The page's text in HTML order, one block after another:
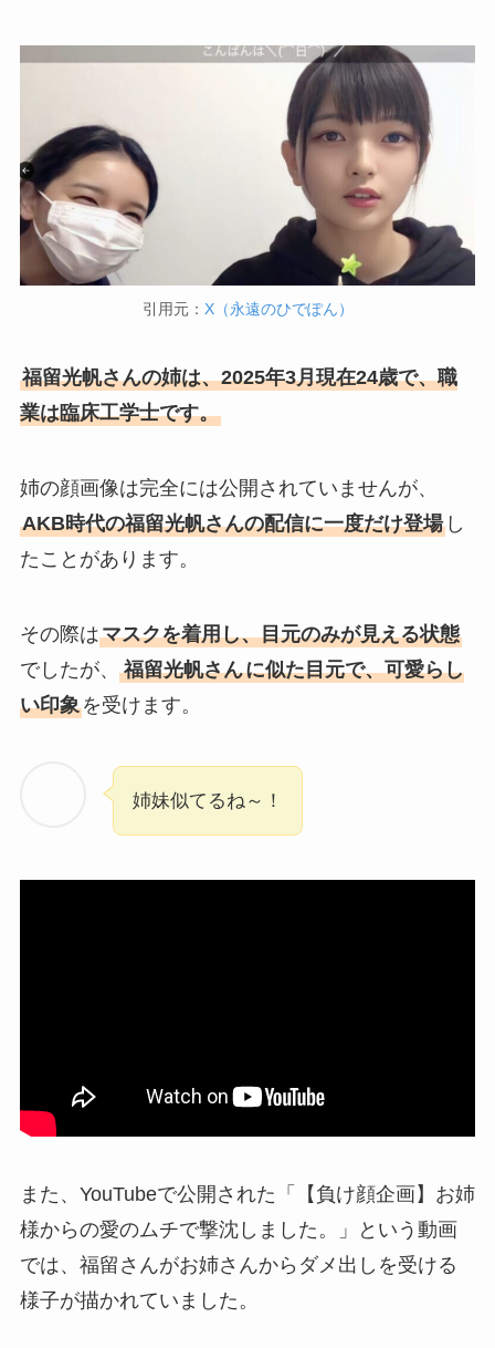
引用元： X（永遠のひでぽん）
福留光帆さんの姉は、2025年3月現在24歳で、職
業は臨床工学士です。
姉の顔画像は完全には公開されていませんが、
AKB時代の福留光帆さんの配信に一度だけ登場し
たことがあります。
その際はマスクを着用し、目元のみが見える状態
でしたが、
福留光帆さんに似た目元で、可愛らし
い印象を受けます。
姉妹似てるね～！
また、YouTubeで公開された「【負け顔企画】お姉
様からの愛のムチで撃沈しました。」という動画
では、福留さんがお姉さんからダメ出しを受ける
様子が描かれていました。